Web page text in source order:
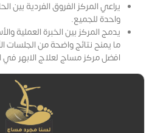
يراعي المركز الفروق الفردية بين
واحدة للجميع.
يدمج المركز بين الخبرة العملية
ما يمنح نتائج واضحة من الجلسات
افضل مركز مساج لعلاج الابهر في